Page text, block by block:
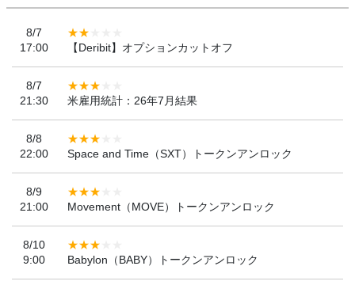
8/7
17:00
【Deribit】オプションカットオフ
8/7
21:30
米雇用統計：26年7月結果
8/8
22:00
Space and Time（SXT）トークンアンロック
8/9
21:00
Movement（MOVE）トークンアンロック
8/10
9:00
Babylon（BABY）トークンアンロック